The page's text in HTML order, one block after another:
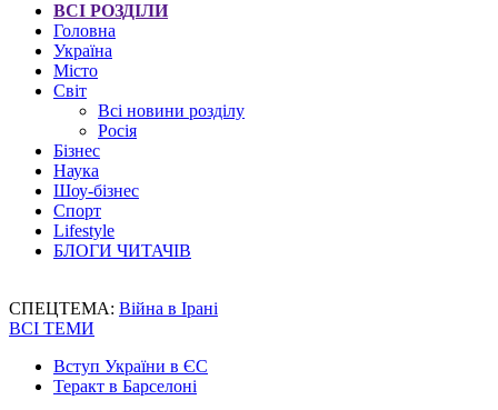
ВСІ РОЗДІЛИ
Головна
Україна
Місто
Світ
Всі новини розділу
Росія
Бізнес
Наука
Шоу-бізнес
Спорт
Lifestyle
БЛОГИ ЧИТАЧІВ
СПЕЦТЕМА: Війна в Ірані
ВСІ ТЕМИ
Вступ України в ЄС
Теракт в Барселоні